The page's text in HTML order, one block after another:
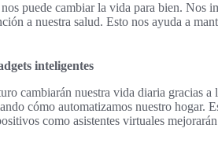
nos puede cambiar la vida para bien. Nos
a nuestra salud. Esto nos ayuda a
inteligentes
cambiarán nuestra vida diaria gracias
cómo automatizamos nuestro hogar.
como asistentes virtuales